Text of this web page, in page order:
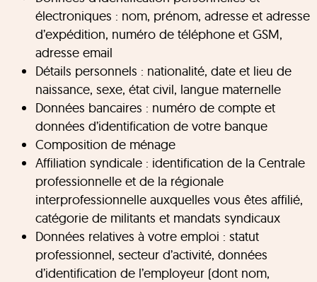
électroniques : nom, prénom, adresse et adresse
d’expédition, numéro de téléphone et GSM,
adresse email
Détails personnels : nationalité, date et lieu de
naissance, sexe, état civil, langue maternelle
Données bancaires : numéro de compte et
données d’identification de votre banque
Composition de ménage
Affiliation syndicale : identification de la Centrale
professionnelle et de la régionale
interprofessionnelle auxquelles vous êtes affilié,
catégorie de militants et mandats syndicaux
Données relatives à votre emploi : statut
professionnel, secteur d’activité, données
d’identification de l’employeur (dont nom,